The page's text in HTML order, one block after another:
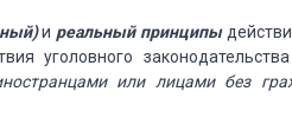
и реальный принципы
уголовного
или лицами без